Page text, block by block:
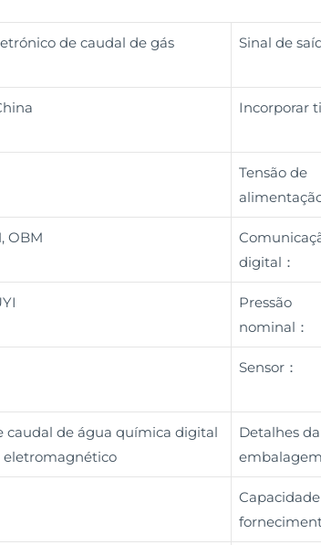
de caudal de gás Sinal de
Incorporar
Tensão de
alimentação
OBM
digital：
Pressão
nominal：
Sensor：
caudal de água química digital
Detalhes da
embalagem